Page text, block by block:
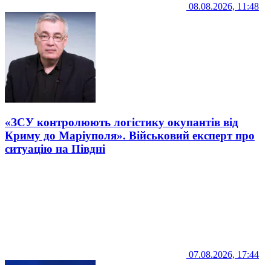
08.08.2026, 11:48
«ЗСУ контролюють логістику окупантів від
Криму до Маріуполя». Військовий експерт про
ситуацію на Півдні
07.08.2026, 17:44